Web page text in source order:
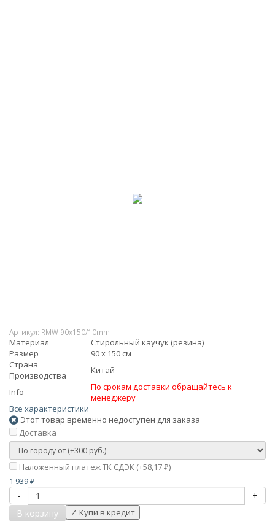
Артикул: RMW 90x150/10mm
Материал
Стирольный каучук (резина)
Размер
90 х 150 см
Страна
Производства
Китай
Info
По срокам доставки обращайтесь к
менеджеру
Все характеристики
Этот товар временно недоступен для заказа
Доставка
Наложенный платеж ТК СДЭК (+58,17 ₽)
1 939 ₽
-
+
В корзину